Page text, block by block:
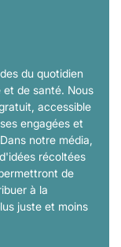
du quotidien
de santé. Nous
accessible
engagées et
notre média,
récoltées
de
à la
juste et moins